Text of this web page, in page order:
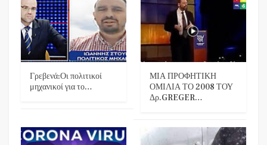
Γρεβενά:Οι πολιτικοί
μηχανικοί για το…
ΜΙΑ ΠΡΟΦΗΤΙΚΗ
ΟΜΙΛΙΑ ΤΟ 2008 ΤΟΥ
Δρ.GREGER…